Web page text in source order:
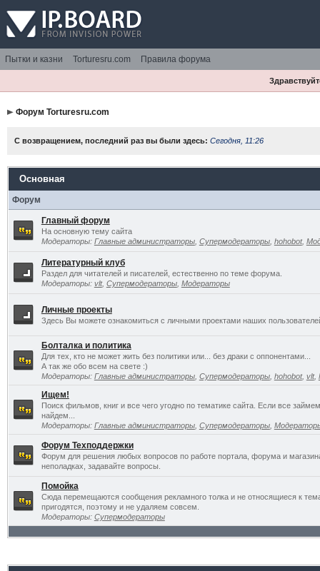
Пытки и казни Torturesru.com Правила форума
Форум Torturesru.com
С возвращением, последний раз вы были здесь: Сегодня, 11:26
Основная
Форум
Главный форум
На основную тему сайта
Модераторы: Главные администраторы, Супермодераторы, hohobot,
Литературный клуб
Раздел для читателей и писателей, естественно по теме форума.
Модераторы: vlt, Супермодераторы, Модераторы
Личные проекты
Здесь Вы можете ознакомиться с личными проектами наших
Болталка и политика
Для тех, кто не может жить без политики или... без драки с оппонентами...
А так же обо всем на свете :)
Модераторы: Главные администраторы, Супермодераторы, hohobot, vlt,
Ищем!
Поиск фильмов, книг и все чего угодно по тематике сайта. Если все
найдем...
Модераторы: Главные администраторы, Супермодераторы,
Форум Техподдержки
Форум для решения любых вопросов по работе портала, форума и
неполадках, задавайте вопросы.
Помойка
Сюда перемещаются сообщения рекламного толка и не относящиеся к
пригодятся, поэтому и не удаляем совсем.
Модераторы: Супермодераторы